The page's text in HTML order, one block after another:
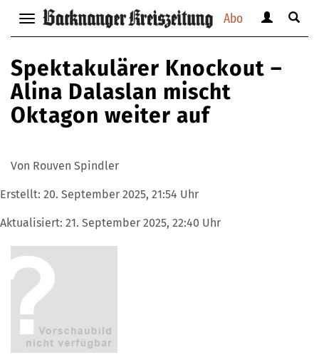
Abo
Navigation
anzeigen
verbergen
anzeigen
verbergen
Suche
Spektakulärer Knockout –
Alina Dalaslan mischt
Oktagon weiter auf
Von Rouven Spindler
Erstellt: 20. September 2025, 21:54 Uhr
Aktualisiert: 21. September 2025, 22:40 Uhr